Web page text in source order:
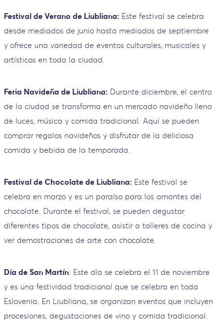
Festival de Verano de Liubliana: Este festival se celebra
desde mediados de junio hasta mediados de septiembre
y ofrece una variedad de eventos culturales, musicales y
artísticos en toda la ciudad.
Feria Navideña de Liubliana: Durante diciembre, el centro
de la ciudad se transforma en un mercado navideño lleno
de luces, música y comida tradicional. Aquí se pueden
comprar regalos navideños y disfrutar de la deliciosa
comida y bebida de la temporada.
Festival de Chocolate de Liubliana: Este festival se
celebra en marzo y es un paraíso para los amantes del
chocolate. Durante el festival, se pueden degustar
diferentes tipos de chocolate, asistir a talleres de cocina y
ver demostraciones de arte con chocolate.
Día de San Martín: Este día se celebra el 11 de noviembre
y es una festividad tradicional que se celebra en toda
Eslovenia. En Liubliana, se organizan eventos que incluyen
procesiones, degustaciones de vino y comida tradicional.